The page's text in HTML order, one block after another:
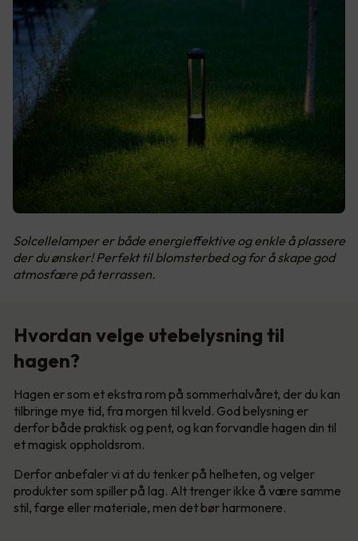
Solcellelamper er både energieffektive og enkle å plassere
der du ønsker! Perfekt til blomsterbed og for å skape god
atmosfære på terrassen.
Hvordan velge utebelysning til
hagen?
Hagen er som et ekstra rom på sommerhalvåret, der du kan
tilbringe mye tid, fra morgen til kveld. God belysning er
derfor både praktisk og pent, og kan forvandle hagen din til
et magisk oppholdsrom.
Derfor anbefaler vi at du tenker på helheten, og velger
produkter som spiller på lag. Alt trenger ikke å være samme
stil, farge eller materiale, men det bør harmonere.